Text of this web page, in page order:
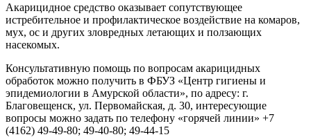
Акарицидное средство оказывает сопутствующее
истребительное и профилактическое воздействие на комаров,
мух, ос и других зловредных летающих и ползающих
насекомых.
Консультативную помощь по вопросам акарицидных
обработок можно получить в ФБУЗ «Центр гигиены и
эпидемиологии в Амурской области», по адресу: г.
Благовещенск, ул. Первомайская, д. 30, интересующие
вопросы можно задать по телефону «горячей линии» +7
(4162) 49-49-80; 49-40-80; 49-44-15